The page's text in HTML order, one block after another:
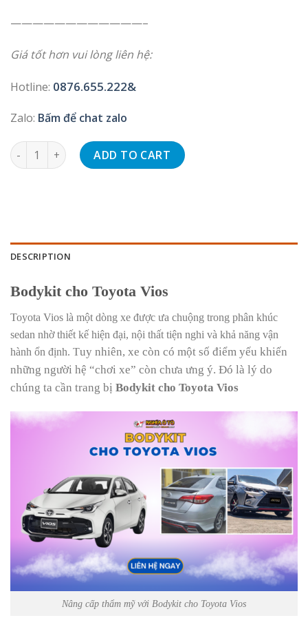
————————————–
Giá tốt hơn vui lòng liên hệ:
Hotline: 0876.655.222&
Zalo: Bấm để chat zalo
Bodykit cho Toyota Vios quantity
ADD TO CART
DESCRIPTION
Bodykit cho Toyota Vios
Toyota Vios là một dòng xe được ưa chuộng trong phân khúc
sedan nhờ thiết kế hiện đại, nội thất tiện nghi và khả năng vận
hành ổn định. Tuy nhiên, xe còn có một số điểm yếu khiến
những người hệ “chơi xe” còn chưa ưng ý. Đó là lý do
chúng ta cần trang bị Bodykit cho Toyota Vios
Nâng cấp thẩm mỹ với Bodykit cho Toyota Vios